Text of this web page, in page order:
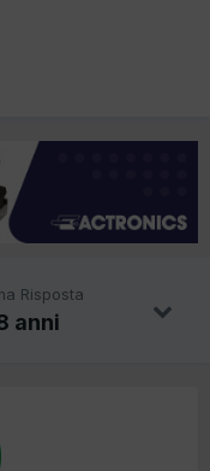
Risposta
anni